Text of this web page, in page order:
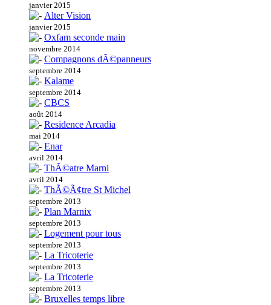
janvier 2015
Alter Vision
janvier 2015
Oxfam seconde main
novembre 2014
Compagnons dÃ©panneurs
septembre 2014
Kalame
septembre 2014
CBCS
août 2014
Residence Arcadia
mai 2014
Enar
avril 2014
ThÃ©atre Marni
avril 2014
ThÃ©Ã¢tre St Michel
septembre 2013
Plan Marnix
septembre 2013
Logement pour tous
septembre 2013
La Tricoterie
septembre 2013
La Tricoterie
septembre 2013
Bruxelles temps libre